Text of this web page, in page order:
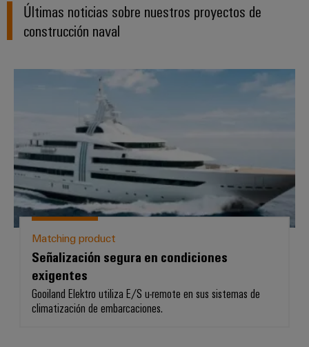
Últimas noticias sobre nuestros proyectos de
construcción naval
Señalización segura en
Matching product
Señalización segura en condiciones
exigentes
Gooiland Elektro utiliza E/S u-remote en sus sistemas de
climatización de embarcaciones.